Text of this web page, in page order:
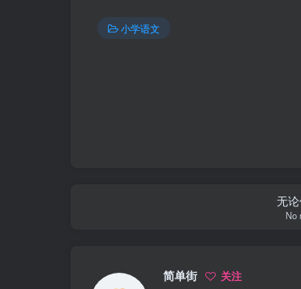
小学语文
无
No
简单街 关注